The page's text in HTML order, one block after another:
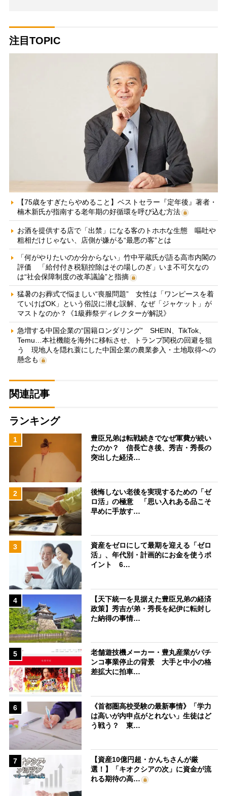
注目TOPIC
【75歳をすぎたらやめること】ベストセラー『定年後』著者・
楠木新氏が指南する老年期の好循環を呼び込む方法
お酒を提供する店で「出禁」になる客のトホホな生態 嘔吐や
粗相だけじゃない、店側が嫌がる“最悪の客”とは
「何がやりたいのか分からない」竹中平蔵氏が語る高市内閣の
評価 「給付付き税額控除はその場しのぎ」いま不可欠なの
は“社会保障制度の改革議論”と指摘
猛暑のお葬式で悩ましい“喪服問題” 女性は「ワンピースを着
ていけばOK」という俗説に潜む誤解、なぜ「ジャケット」が
マストなのか？《1級葬祭ディレクターが解説》
急増する中国企業の“国籍ロンダリング” SHEIN、TikTok、
Temu…本社機能を海外に移転させ、トランプ関税の回避を狙
う 現地人を隠れ蓑にした中国企業の農業参入・土地取得への
懸念も
関連記事
ランキング
1
豊臣兄弟は転戦続きでなぜ軍費が続い
たのか？ 信長亡き後、秀吉・秀長の
突出した経済…
2
後悔しない老後を実現するための「ゼ
ロ活」の極意 「思い入れある品こそ
早めに手放す…
3
資産をゼロにして最期を迎える「ゼロ
活」、年代別・計画的にお金を使うポ
イント 6…
4
【天下統一を見据えた豊臣兄弟の経済
政策】秀吉が弟・秀長を紀伊に転封し
た納得の事情…
5
老舗遊技機メーカー・豊丸産業がパチ
ンコ事業停止の背景 大手と中小の格
差拡大に拍車…
6
《首都圏高校受験の最新事情》「学力
は高いが内申点がとれない」生徒はど
う戦う？ 東…
7
【資産10億円超・かんちさんが厳
選！】「キオクシアの次」に資金が流
れる期待の高…